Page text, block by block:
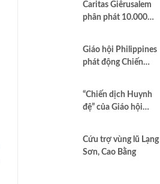
Caritas Giêrusalem
phân phát 10.000
tại Dải Gaza
Giáo hội Philippines
phát động Chiến
chống tham nhũng
và cầu nguyện cho
quốc gia
“Chiến dịch Huynh
đệ” của Giáo hội
cao nhất của Bác ái
Cứu trợ vùng lũ Lạng
Sơn, Cao Bằng